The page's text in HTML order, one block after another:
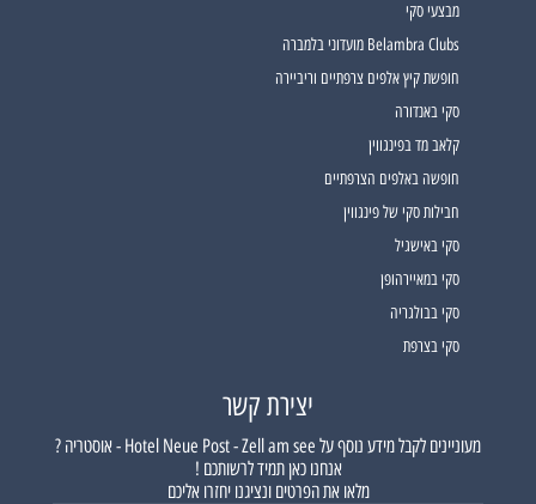
מבצעי סקי
Belambra Clubs מועדוני בלמברה
חופשת קיץ אלפים צרפתיים וריביירה
סקי באנדורה
קלאב מד בפינגווין
חופשה באלפים הצרפתיים
חבילות סקי של פינגווין
סקי באישגיל
סקי במאיירהופן
סקי בבולגריה
סקי בצרפת
יצירת קשר
מעוניינים לקבל מידע נוסף על Hotel Neue Post - Zell am see - אוסטריה ?
אנחנו כאן תמיד לרשותכם !
מלאו את הפרטים ונציגנו יחזרו אליכם